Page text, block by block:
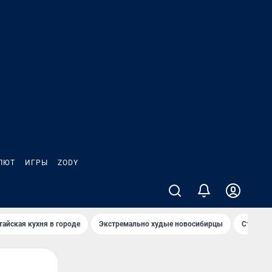
ИГРЫ ZODY
кухня в городе Экстремально худые новосибирцы Старт